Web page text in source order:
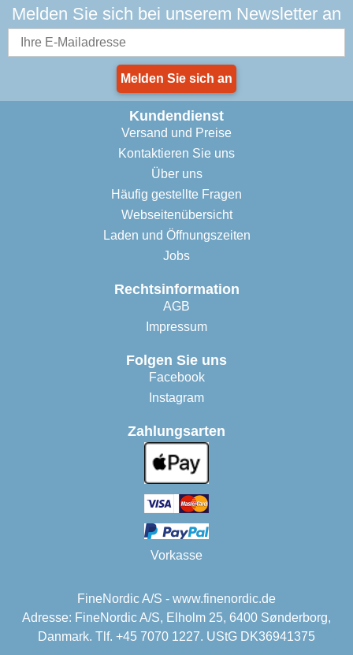
Melden Sie sich bei unserem Newsletter an
Melden Sie sich an
Kundendienst
Versand und Preise
Kontaktieren Sie uns
Über uns
Häufig gestellte Fragen
Webseitenübersicht
Laden und Öffnungszeiten
Jobs
Rechtsinformation
AGB
Impressum
Folgen Sie uns
Facebook
Instagram
Zahlungsarten
Vorkasse
FineNordic A/S - www.finenordic.de
Adresse: FineNordic A/S, Elholm 25, 6400 Sønderborg,
Danmark. Tlf. +45 7070 1227. UStG DK36941375